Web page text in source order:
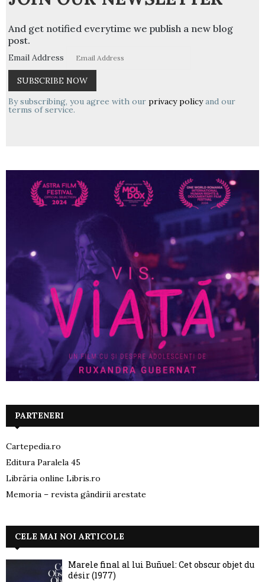
And get notified everytime we publish a new blog
post.
Email Address
By subscribing, you agree with our privacy policyand our
terms of service.
PARTENERI
Cartepedia.ro
Editura Paralela 45
Librăria online Libris.ro
Memoria – revista gândirii arestate
CELE MAI NOI ARTICOLE
Marele final al lui Buñuel: Cet obscur objet du
désir (1977)